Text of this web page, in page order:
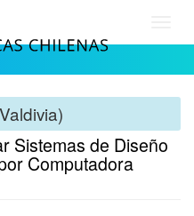
Sistemas de Diseño
Computadora